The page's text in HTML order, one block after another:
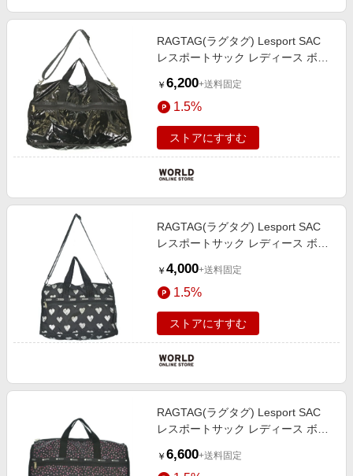
RAGTAG(ラグタグ) Lesport SAC
レスポートサック レディース ボス
￥ 6,200+送料固定
1.5%
ストアにすすむ
RAGTAG(ラグタグ) Lesport SAC
レスポートサック レディース ボス
￥ 4,000+送料固定
1.5%
ストアにすすむ
RAGTAG(ラグタグ) Lesport SAC
レスポートサック レディース ボス
￥ 6,600+送料固定